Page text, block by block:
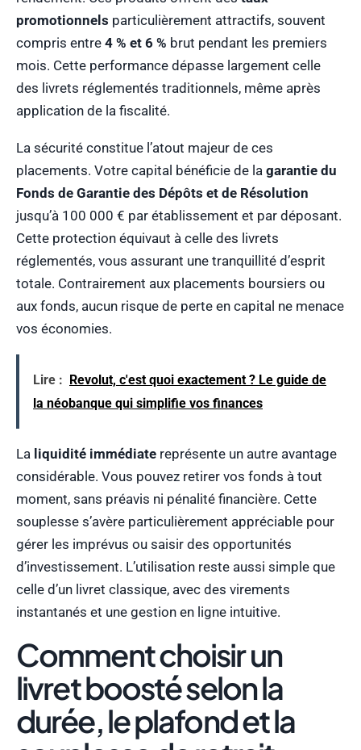
promotionnels particulièrement attractifs, souvent
compris entre 4 % et 6 % brut pendant les premiers
mois. Cette performance dépasse largement celle
des livrets réglementés traditionnels, même après
application de la fiscalité.
La sécurité constitue l’atout majeur de ces
placements. Votre capital bénéficie de la garantie du
Fonds de Garantie des Dépôts et de Résolution
jusqu’à 100 000 € par établissement et par déposant.
Cette protection équivaut à celle des livrets
réglementés, vous assurant une tranquillité d’esprit
totale. Contrairement aux placements boursiers ou
aux fonds, aucun risque de perte en capital ne menace
vos économies.
Lire :
Revolut, c'est quoi exactement ? Le guide de
la néobanque qui simplifie vos finances
La liquidité immédiate représente un autre avantage
considérable. Vous pouvez retirer vos fonds à tout
moment, sans préavis ni pénalité financière. Cette
souplesse s’avère particulièrement appréciable pour
gérer les imprévus ou saisir des opportunités
d’investissement. L’utilisation reste aussi simple que
celle d’un livret classique, avec des virements
instantanés et une gestion en ligne intuitive.
Comment choisir un
livret boosté selon la
durée, le plafond et la